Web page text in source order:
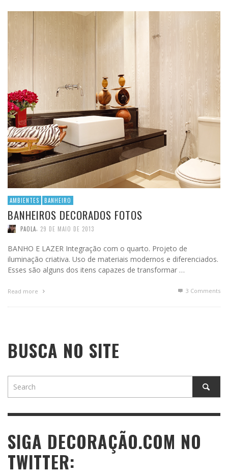
AMBIENTES BANHEIRO
BANHEIROS DECORADOS FOTOS
PAOLA 29 DE MAIO DE 2013
BANHO E LAZER Integração com o quarto. Projeto de
iluminação criativa. Uso de materiais modernos e diferenciados.
Esses são alguns dos itens capazes de transformar …
Read more 3 Comments
BUSCA NO SITE
SIGA DECORAÇÃO.COM NO
TWITTER: